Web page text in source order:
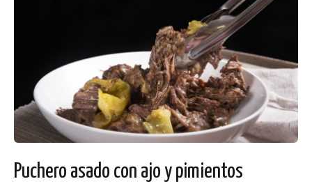
Puchero asado con ajo y pimientos